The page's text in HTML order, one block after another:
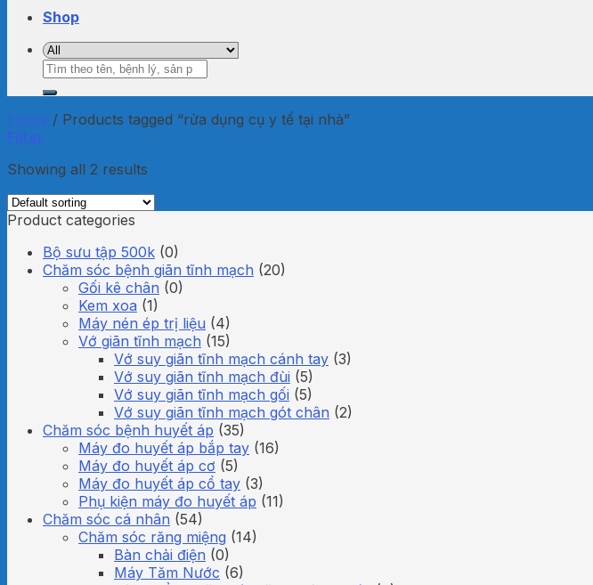
Shop
Search
for:
Home / Products tagged “rửa dụng cụ y tế tại nhà”
Filter
Showing all 2 results
Product categories
Bộ sưu tập 500k (0)
Chăm sóc bệnh giãn tĩnh mạch (20)
Gối kê chân (0)
Kem xoa (1)
Máy nén ép trị liệu (4)
Vớ giãn tĩnh mạch (15)
Vớ suy giãn tĩnh mạch cánh tay (3)
Vớ suy giãn tĩnh mạch đùi (5)
Vớ suy giãn tĩnh mạch gối (5)
Vớ suy giãn tĩnh mạch gót chân (2)
Chăm sóc bệnh huyết áp (35)
Máy đo huyết áp bắp tay (16)
Máy đo huyết áp cơ (5)
Máy đo huyết áp cổ tay (3)
Phụ kiện máy đo huyết áp (11)
Chăm sóc cá nhân (54)
Chăm sóc răng miệng (14)
Bàn chải điện (0)
Máy Tăm Nước (6)